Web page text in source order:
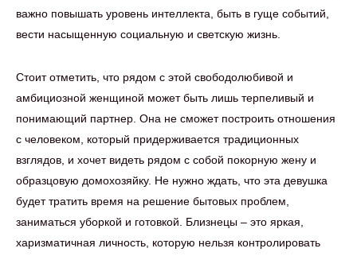
важно повышать уровень интеллекта, быть в гуще событий,
вести насыщенную социальную и светскую жизнь.
Стоит отметить, что рядом с этой свободолюбивой и
амбициозной женщиной может быть лишь терпеливый и
понимающий партнер. Она не сможет построить отношения
с человеком, который придерживается традиционных
взглядов, и хочет видеть рядом с собой покорную жену и
образцовую домохозяйку. Не нужно ждать, что эта девушка
будет тратить время на решение бытовых проблем,
заниматься уборкой и готовкой. Близнецы – это яркая,
харизматичная личность, которую нельзя контролировать